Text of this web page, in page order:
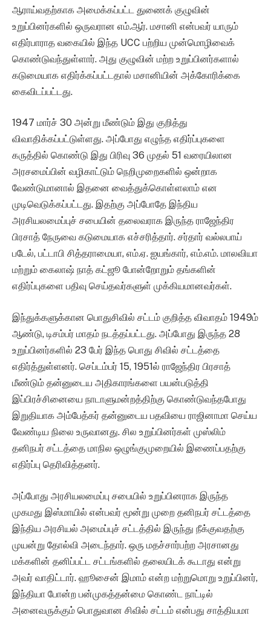
ஆராய்வதற்காக அமைக்கப்பட்ட துணைக் குழுவின்
உறுப்பினர்களில் ஒருவரான எம்.ஆர். மசானி என்பவர் யாரும்
எதிர்பாராத வகையில் இந்த UCC பற்றிய முன்மொழிவைக்
கொண்டுவந்துள்ளார். அது குழுவின் மற்ற உறுப்பினர்களால்
கடுமையாக எதிர்க்கப்பட்டதால் மசானியின் அக்கோரிக்கை
கைவிடப்பட்டது.
1947 மார்ச் 30 அன்று மீண்டும் இது குறித்து
விவாதிக்கப்பட்டுள்ளது. அப்போது எழுந்த எதிர்ப்புகளை
கருத்தில் கொண்டு இது பிரிவு 36 முதல் 51 வரையிலான
அரசமைப்பின் வழிகாட்டும் நெறிமுறைகளில் ஒன்றாக
வேண்டுமானால் இதனை வைத்துக்கொள்ளலாம் என
முடிவெடுக்கப்பட்டது. இதற்கு அப்போதே இந்திய
அரசியலமைப்புச் சபையின் தலைவராக இருந்த ராஜேந்திர
பிரசாத் நேருவை கடுமையாக எச்சரித்தார். சர்தார் வல்லபாய்
படேல், பட்டாபி சித்தராமையா, எம்.ஏ. ஐயங்கார், எம்.எம். மாலவியா
மற்றும் கைலாஷ் நாத் கட்ஜூ போன்றோறும் தங்களின்
எதிர்ப்புகளை பதிவு செய்தவர்களுள் முக்கியமானவர்கள்.
இந்துக்களுக்கான பொதுசிவில் சட்டம் குறித்த விவாதம் 1949ம்
ஆண்டு, டிசம்பர் மாதம் நடத்தப்பட்டது. அப்போது இருந்த 28
உறுப்பினர்களில் 23 பேர் இந்த பொது சிவில் சட்டத்தை
எதிர்த்துள்ளனர். செப்டம்பர் 15, 1951ல் ராஜேந்திர பிரசாத்
மீண்டும் தன்னுடைய அதிகாரங்களை பயன்படுத்தி
இப்பிரச்சினையை நாடாளுமன்றத்திற்கு கொண்டுவந்தபோது
இறுதியாக அம்பேத்கர் தன்னுடைய பதவியை ராஜினாமா செய்ய
வேண்டிய நிலை உருவானது. சில உறுப்பினர்கள் முஸ்லிம்
தனிநபர் சட்டத்தை மாநில ஒழுங்குமுறையில் இணைப்பதற்கு
எதிர்ப்பு தெரிவித்தனர்.
அப்போது அரசியலமைப்பு சபையில் உறுப்பினராக இருந்த
முகமது இஸ்மாயில் என்பவர் மூன்று முறை தனிநபர் சட்டத்தை
இந்திய அரசியல் அமைப்புச் சட்டத்தில் இருந்து நீக்குவதற்கு
முயன்று தோல்வி அடைந்தார். ஒரு மதச்சார்பற்ற அரசானது
மக்களின் தனிப்பட்ட சட்டங்களில் தலையிடக் கூடாது என்று
அவர் வாதிட்டார். ஹூசைன் இமாம் என்ற மற்றுமொறு உறுப்பினர்,
இந்தியா போன்ற பன்முகத்தன்மை கொண்ட நாட்டில்
அனைவருக்கும் பொதுவான சிவில் சட்டம் என்பது சாத்தியமா